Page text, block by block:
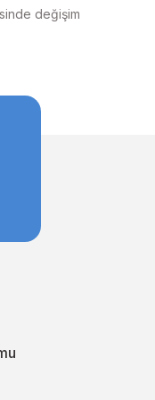
baskılar elde
sürekli
değişim